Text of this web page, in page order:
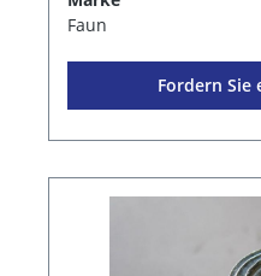
Faun
Fordern Sie